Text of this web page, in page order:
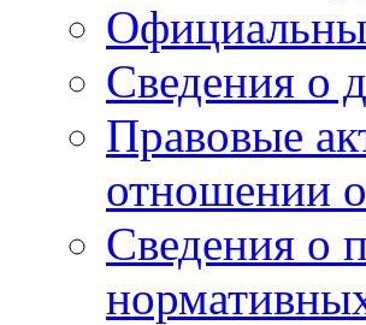
Сведения о
Правовые
отношении
Сведения о